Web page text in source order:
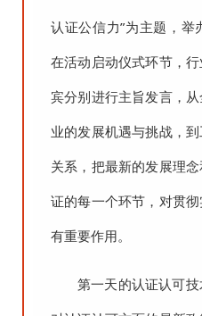
认证公信力”为主题，举
在活动启动仪式环节，
宾分别进行主旨发言，
业的发展机遇与挑战，
关系，把最新的发展理
证的每一个环节，对贯
有重要作用。
第一天的认证认可